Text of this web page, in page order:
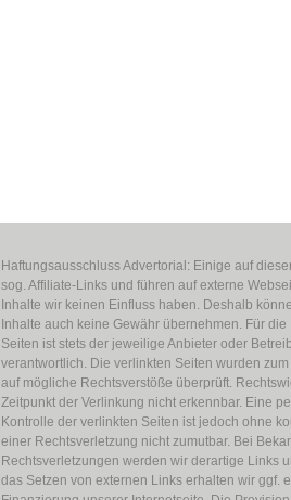
Haftungsausschluss Advertorial: Einige auf
sog. Affiliate-Links und führen auf externe
Inhalte wir keinen Einfluss haben. Deshalb
Inhalte auch keine Gewähr übernehmen. Für die
Seiten ist stets der jeweilige Anbieter oder
verantwortlich. Die verlinkten Seiten wurden
auf mögliche Rechtsverstöße überprüft.
Zeitpunkt der Verlinkung nicht erkennbar. Eine
Kontrolle der verlinkten Seiten ist jedoch ohne
einer Rechtsverletzung nicht zumutbar. Bei
Rechtsverletzungen werden wir derartige Links
das Setzen von externen Links erhalten wir ggf.